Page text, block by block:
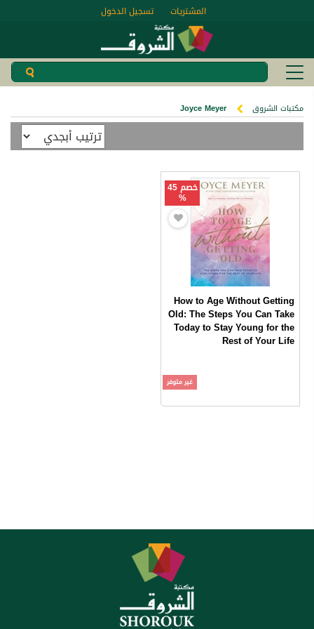
تسجيل الدخول المشتريات
مكتبات الشروق Joyce Meyer
خصم 45
%
How to Age Without Getting
Old: The Steps You Can Take
Today to Stay Young for the
Rest of Your Life
غير متوفر